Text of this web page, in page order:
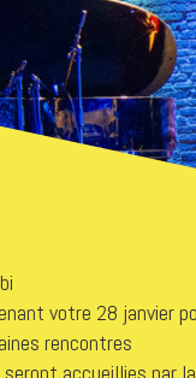
votre 28 janvier
rencontres